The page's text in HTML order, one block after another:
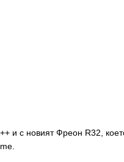
и с новият Фреон R32,